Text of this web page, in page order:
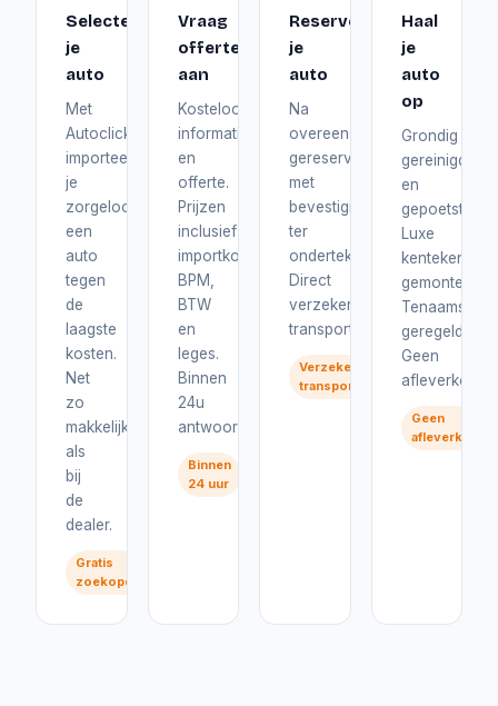
Selecteer
je
auto
Met
Autoclick
importeer
je
zorgeloos
een
auto
tegen
de
laagste
kosten.
Net
zo
makkelijk
als
bij
de
dealer.
Gratis
zoekopdracht
Vraag
offerte
aan
Kosteloos
informatie
en
offerte.
Prijzen
inclusief
importkosten,
BPM,
BTW
en
leges.
Binnen
24u
antwoord.
Binnen
24 uur
Reserveer
je
auto
Na
overeenstemming
gereserveerd
met
bevestiging
ter
ondertekening.
Direct
verzekerd
transport.
Verzekerd
transport
Haal
je
auto
op
Grondig
gereinigd
en
gepoetst.
Luxe
gemonteerd.
geregeld.
Geen
Geen
afleverkosten